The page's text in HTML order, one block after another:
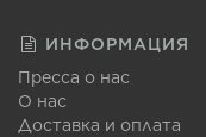
ИНФОРМАЦИЯ
Пресса о нас
О нас
Доставка и оплата